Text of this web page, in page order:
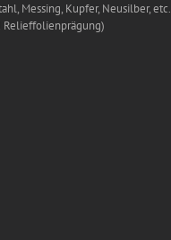
Messing, Kupfer, Neusilber, etc.
Relieffolienprägung)